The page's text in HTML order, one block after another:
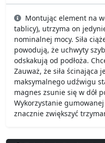
Montując element na
tablicy), utrzyma on
nominalnej mocy. Siła
powodują, że uchwyty
odskakują od podłoża.
Zauważ, że siła ścinająca
maksymalnego udźwigu
magnes zsunie się w dół
Wykorzystanie
znacznie zwiększyć